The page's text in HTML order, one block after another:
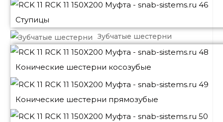
Ступицы
Зубчатые шестерни
Конические шестерни косозубые
Конические шестерни прямозубые